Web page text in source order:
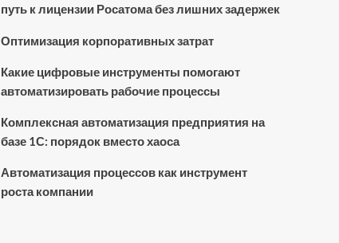
путь к лицензии Росатома без лишних задержек
Оптимизация корпоративных затрат
Какие цифровые инструменты помогают
автоматизировать рабочие процессы
Комплексная автоматизация предприятия на
базе 1С: порядок вместо хаоса
Автоматизация процессов как инструмент
роста компании